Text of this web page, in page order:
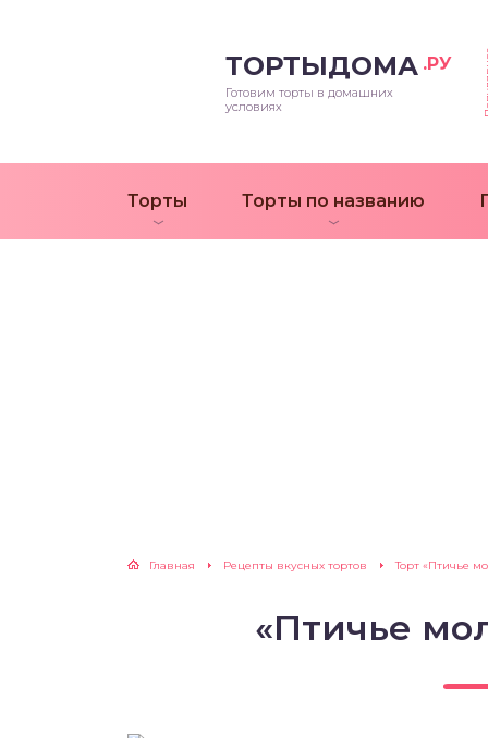
ТОРТЫДОМА .РУ
Готовим торты в домашних
условиях
Торты Торты по названию
Главная Рецепты вкусных тортов Торт «Птичье
«Птичье